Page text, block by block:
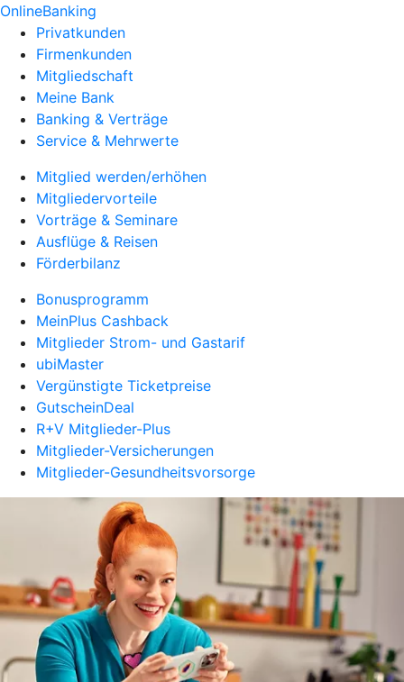
OnlineBanking
Privatkunden
Firmenkunden
Mitgliedschaft
Meine Bank
Banking & Verträge
Service & Mehrwerte
Mitglied werden/erhöhen
Mitgliedervorteile
Vorträge & Seminare
Ausflüge & Reisen
Förderbilanz
Bonusprogramm
MeinPlus Cashback
Mitglieder Strom- und Gastarif
ubiMaster
Vergünstigte Ticketpreise
GutscheinDeal
R+V Mitglieder-Plus
Mitglieder-Versicherungen
Mitglieder-Gesundheitsvorsorge